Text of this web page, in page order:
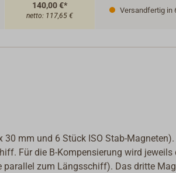
140,00 €*
netto: 117,65 €
Versandfertig in
mm und 6 Stück ISO Stab-Magneten).
Für die B-Kompensierung wird jeweils
parallel zum Längsschiff). Das dritte